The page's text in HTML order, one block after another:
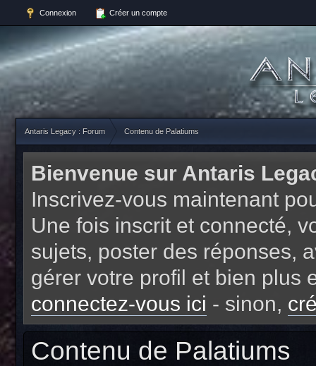
Connexion Créer un compte
Antaris Legacy : Forum Contenu de Palatiums
Bienvenue sur Antaris
Inscrivez-vous maintenant
Une fois inscrit et connecté,
sujets, poster des réponses,
gérer votre profil et bien plus
connectez-vous ici - sinon,
Contenu de Palatiums